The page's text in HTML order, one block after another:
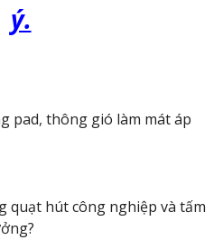
ý.
pad, thông gió làm mát áp
quạt hút công nghiệp và tấm